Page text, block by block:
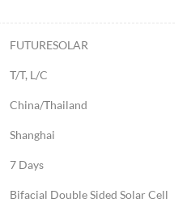
FUTURESOLAR
T/T, L/C
China/Thailand
Shanghai
7 Days
Bifacial Double Sided Solar Cell